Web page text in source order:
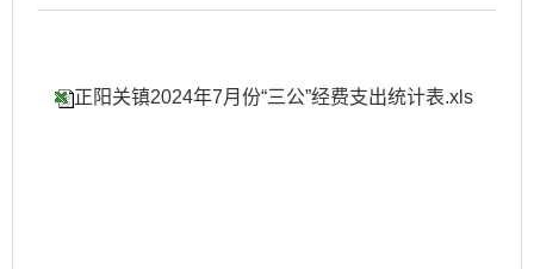
正阳关镇2024年7月份“三公”经费支出统计表.xls